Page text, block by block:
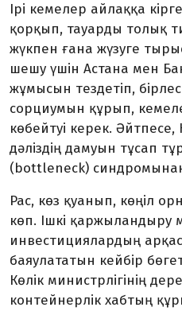
Ірі кеме­лер айлаққа
қорқып, тауарды толық
жүкпен ғана жүзуге
шешу үшін Астана мен
жұмысын тездетіп,
сорциумын құрып,
көбейтуі керек. Әйтпесе,
дәліздің дамуын тұ­сап
(bottleneck)
Рас, көз қуанып, көңіл
көп. Ішкі қаржыландыру
инвестициялардың
баяулататын кейбір
Көлік минис­трлігінің
контейнерлік хабтың